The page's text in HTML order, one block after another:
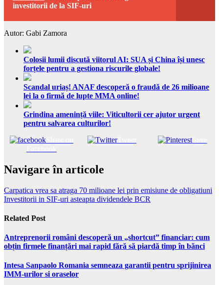
investitorii de la SIF-uri
Autor: Gabi Zamora
Colosii lumii discută viitorul AI: SUA și China își unesc
forțele pentru a gestiona riscurile globale!
Scandal uriaș! ANAF descoperă o fraudă de 26 milioane
lei la o firmă de lupte MMA online!
Grindina amenință viile: Viticultorii cer ajutor urgent
pentru salvarea culturilor!
Tweet Save
Navigare în articole
Carpatica vrea sa atraga 70 milioane lei prin emisiune de obligatiuni
Investitorii in SIF-uri asteapta dividendele BCR
Related Post
Antreprenorii români descoperă un „shortcut” financiar: cum
obțin firmele finanțări mai rapid fără să piardă timp în bănci
Intesa Sanpaolo Romania semneaza garantii pentru sprijinirea
IMM-urilor si oraselor